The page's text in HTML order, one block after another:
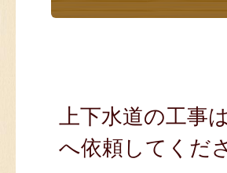
上下水道の工事
へ依頼してくだ